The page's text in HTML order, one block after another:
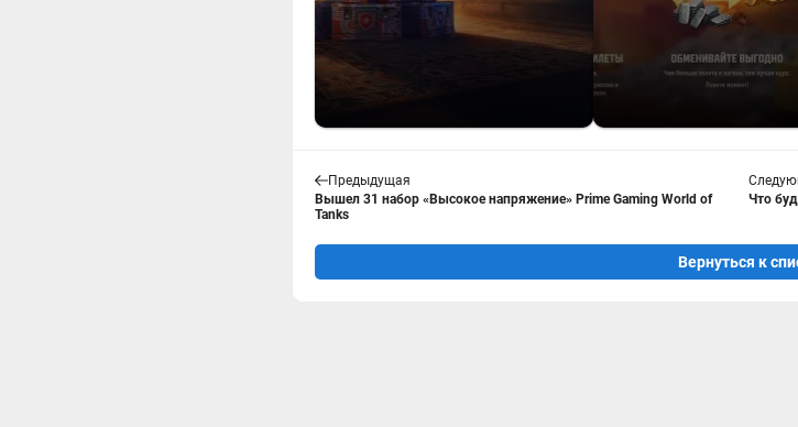
Предыдущая
Вышел 31 набор «Высокое напряжение» Prime Gaming World of
Tanks
Что
Вернуться к